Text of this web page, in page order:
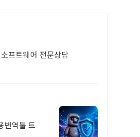
프트웨어 전문상담
번역툴 트